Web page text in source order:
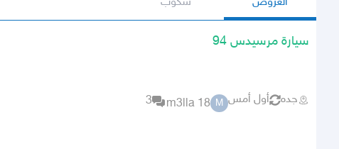
سيارة مرسيدس 94
جده أول أمس M
m3lla 18
3